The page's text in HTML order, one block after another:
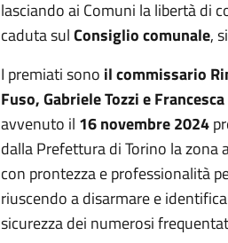
lasciando ai Comuni la libertà di
caduta sulConsiglio comunale,
I premiati sono il commissario
Fuso, Gabriele Tozzi e
avvenuto il 16 novembre 2024
dalla Prefettura di Torino la zona
con prontezza e professionalità
riuscendo a disarmare e
sicurezza dei numerosi